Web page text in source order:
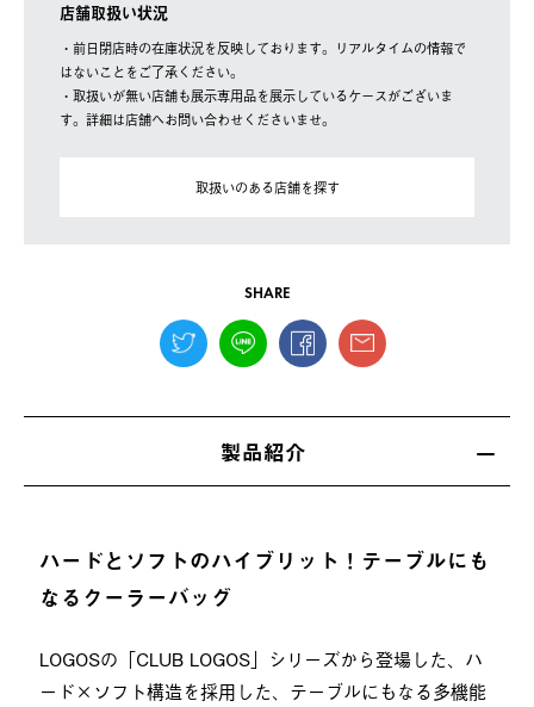
店舗取扱い状況
・前日閉店時の在庫状況を反映しております。リアルタイムの情報で
はないことをご了承ください。
・取扱いが無い店舗も展示専用品を展示しているケースがございま
す。詳細は店舗へお問い合わせくださいませ。
取扱いのある店舗を探す
SHARE
製品紹介
ハードとソフトのハイブリット！テーブルにも
なるクーラーバッグ
LOGOSの「CLUB LOGOS」シリーズから登場した、ハ
ード×ソフト構造を採用した、テーブルにもなる多機能